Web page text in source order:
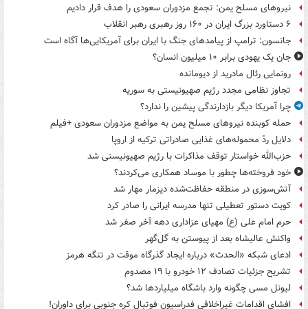
نیروهای مسلح یمن: تجمع مزدوران سعودی را هدف قرار دادیم
۶ دستاورد بزرگ ایران در ۱۶۰ روز رهبری رهبر انقلاب
جانسون: ترامپ از پیامدهای جنگ با ایران برای آمریکایی‌ها آگاه است
جان یک یهودی برابر ۱۰ میلیون انسان؟
رونمایی رئال مادرید از دیومانده
تجاوز نظامی مجدد رژیم صهیونیستی به سوریه
چرا آمریکا دیگر بازدارندگی پیشین را ندارد؟
حمله کوبنده نیروهای مسلح یمن به مواضع مزدوران سعودی +فیلم
دلایل ردّ محموله‌های غذایی صادراتی ترکیه از اروپا
حزب‌الله خواستار توقف مذاکرات با رژیم صهیونیستی شد
خود فروخته‌ها چطور با موساد همکاری می‌کردند؟
آتش‌سوزی در منطقه حفاظت‌شده دیزمار مهار شد
کویت دستور تعطیلی تنها مدرسه ایرانی را صادر کرد
حرم امام علی (ع) مهیای عزاداری دهه آخر صفر شد
واکنش عالیشاه بعد از پیوستن به گل‌گهر
ادعای شبکه «الحدث» درباره ایجاد گذرگاه موقت در تنگه هرمز
تشریح جزئیات تصادف ۱۲ خودرو با ۱۹ مصدوم
لیونل مسی چگونه وارد باشگاه میلیاردها شد؟
افشای اقدامات غیراخلاقی فدراسیون فوتبال کره جنوبی برای داوران!